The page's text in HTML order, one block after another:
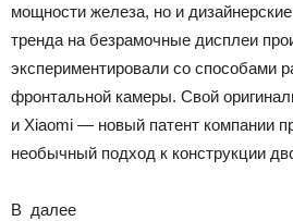
мощности железа, но и
тренда на безрамочные дисплеи
экспериментировали со способами
фронтальной камеры. Свой
и Xiaomi — новый патент компании
необычный подход к конструкции
В далее